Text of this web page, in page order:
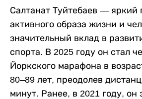
Салтанат Туйтебаев — яркий
активного образа жизни и
значительный вклад в
спорта. В 2025 году он стал
Йоркского марафона в
80–89 лет, преодолев
минут. Ранее, в 2021 году, он